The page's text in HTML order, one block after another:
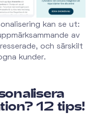
kan se ut:
av
och särskilt
kunder.
12 tips!